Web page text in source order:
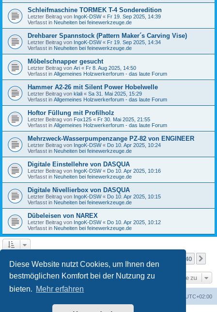
Diese Website nutzt Cookies, um Ihnen den
bestmöglichen Komfort bei der Nutzung zu
bieten. Mehr erfahren
Schleifmaschine TORMEK T-4 Sonderedition
Letzter Beitrag von IngoK-DSW« Fr 19. Sep 2025, 14:39
Verfasst in Neuheiten bei feinewerkzeuge.de
Drehbarer Spannstock (Pattern Maker´s Carving Vise)
Letzter Beitrag von IngoK-DSW« Fr 19. Sep 2025, 14:34
Verfasst in Neuheiten bei feinewerkzeuge.de
Möbelschnapper gesucht
Letzter Beitrag von Ari « Fr 8. Aug 2025, 14:50
Verfasst in Allgemeines Holzwerkerforum - das laute Forum
Hammer A2-26 mit Silent Power Hobelwelle
Letzter Beitrag von klali « Sa 31. Mai 2025, 15:29
Verfasst in Allgemeines Holzwerkerforum - das laute Forum
Hoftor Füllung mit Profilholz
Letzter Beitrag von Fox125 « Fr 30. Mai 2025, 21:55
Verfasst in Allgemeines Holzwerkerforum - das laute Forum
Mehrzweck-Wasserpumpenzange PZ-82 von ENGINEER
Letzter Beitrag von IngoK-DSW« Do 10. Apr 2025, 10:24
Verfasst in Neuheiten bei feinewerkzeuge.de
Digitale Einstellehre von DASQUA
Letzter Beitrag von IngoK-DSW« Do 10. Apr 2025, 10:16
Verfasst in Neuheiten bei feinewerkzeuge.de
Digitale Nivellierbox von DASQUA
Letzter Beitrag von IngoK-DSW« Do 10. Apr 2025, 10:15
Verfasst in Neuheiten bei feinewerkzeuge.de
Dübeleisen von NAREX
Letzter Beitrag von IngoK-DSW« Do 10. Apr 2025, 10:12
Verfasst in Neuheiten bei feinewerkzeuge.de
40
Gehe zu
UTC+02:00